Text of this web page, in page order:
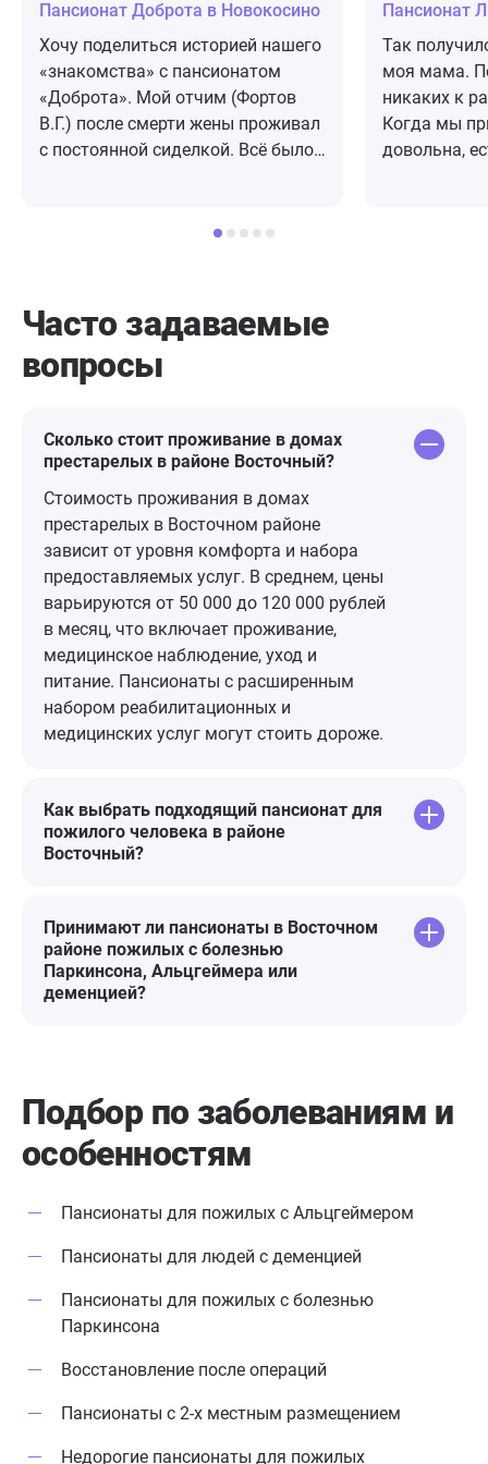
Пансионат Доброта в Новокосино
Хочу поделиться историей нашего
«знакомства» с пансионатом
«Доброта». Мой отчим (Фортов
В.Г.) после смерти жены проживал
с постоянной сиделкой. Всё было
короновирусом, причём сиделка в
сиделка оказалась не в состоянии
продолжить работу. Мы срочно
стали искать варианты и вышли
на сеть «Доброта». Быстро
нам очень доброжелательно всё
объяснили и предложили очень
удобный по месту вариант в
Кучино. После выписки из
больницы мы сразу привезли его
в пансионат. Он был в таком
состоянии, что мы его буквально
занесли в палату (не хочу ничего
плохого сказать о больнице, у них
тогда был вал больных). Нас
очень хорошо встретили, персонал
всех уровней сразу вызвал
убедил нас, что здесь человеку
будет комфортно. Так оно и
оказалось. Уже через несколько
новое посещение убеждало нас,
что мы сделали правильный
выбор. Люди ухожены, питание
которые хотел бы иметь пациент.
Без проблем оказывается
медицинская помощь, даже
флюорография, назначение
лекарств). Не забыта и
Постоянно приглашаются разные
коллективы, отмечаются все
мероприятий доступно для
просмотра. Хорошо организовано
пришли к выводу, что здесь он
Пансионат
Так
моя мама.
никаких к
Когда мы
довольна,
Часто задаваемые
вопросы
Сколько стоит проживание в домах
престарелых в районе Восточный?
Стоимость проживания в домах
престарелых в Восточном районе
зависит от уровня комфорта и набора
предоставляемых услуг. В среднем, цены
варьируются от 50 000 до 120 000 рублей
в месяц, что включает проживание,
медицинское наблюдение, уход и
питание. Пансионаты с расширенным
набором реабилитационных и
медицинских услуг могут стоить дороже.
Как выбрать подходящий пансионат для
пожилого человека в районе
Восточный?
Принимают ли пансионаты в Восточном
районе пожилых с болезнью
Паркинсона, Альцгеймера или
деменцией?
Подбор по заболеваниям и
особенностям
Пансионаты для пожилых с Альцгеймером
Пансионаты для людей с деменцией
Пансионаты для пожилых с болезнью
Паркинсона
Восстановление после операций
Пансионаты с 2-х местным размещением
Недорогие пансионаты для пожилых